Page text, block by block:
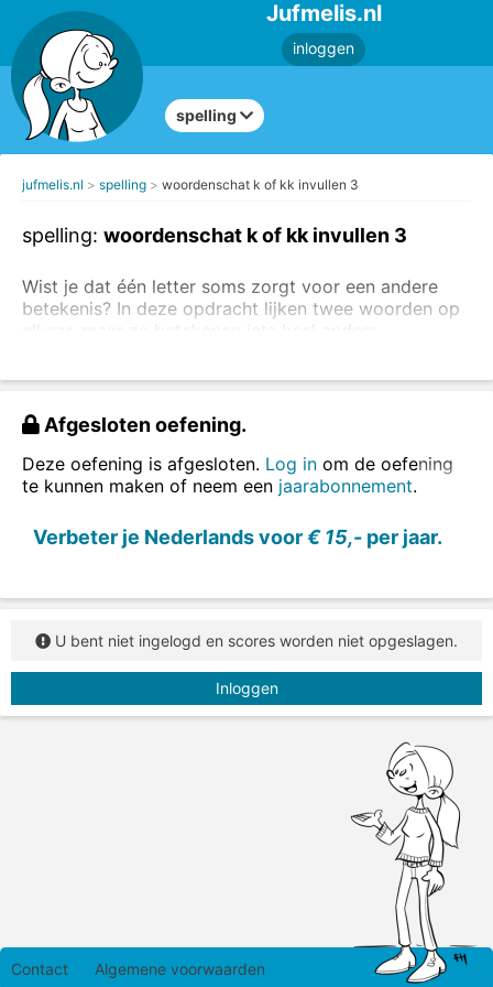
Jufmelis.nl
inloggen
spelling
jufmelis.nl spelling woordenschat k of kk invullen 3
spelling: woordenschat k of kk invullen 3
Wist je dat één letter soms zorgt voor een andere
betekenis? In deze opdracht lijken twee woorden op
roken of rokken
Vul steeds het juiste woord in, kies uit de volgende
woorden: laken, lakken, streken, strekken.
Afgesloten oefening.
Deze oefening is afgesloten. Log in om de oefening
te kunnen maken of neem een jaarabonnement.
Verbeter je Nederlands voor€ 15,- per jaar.
U bent niet ingelogd en scores worden niet opgeslagen.
Inloggen
Contact Algemene voorwaarden